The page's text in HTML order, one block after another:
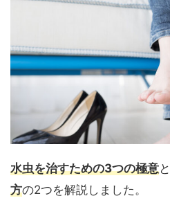
水虫を治すための3つの極意と
方の2つを解説しました。